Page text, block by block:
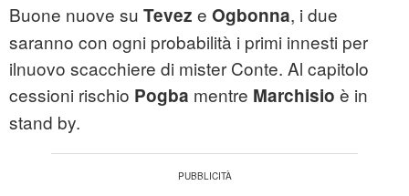
Buone nuove su Tevez e Ogbonna, i due
saranno con ogni probabilità i primi innesti per
ilnuovo scacchiere di mister Conte. Al capitolo
cessioni rischio Pogba mentre Marchisio è in
stand by.